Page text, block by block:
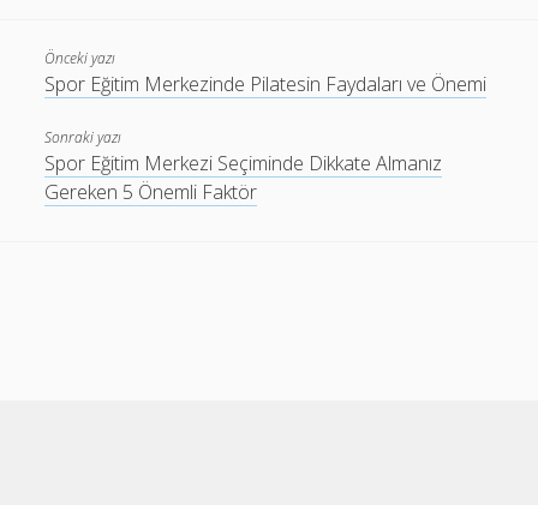
Önceki yazı
Spor Eğitim Merkezinde Pilatesin Faydaları ve Önemi
Sonraki yazı
Spor Eğitim Merkezi Seçiminde Dikkate Almanız
Gereken 5 Önemli Faktör